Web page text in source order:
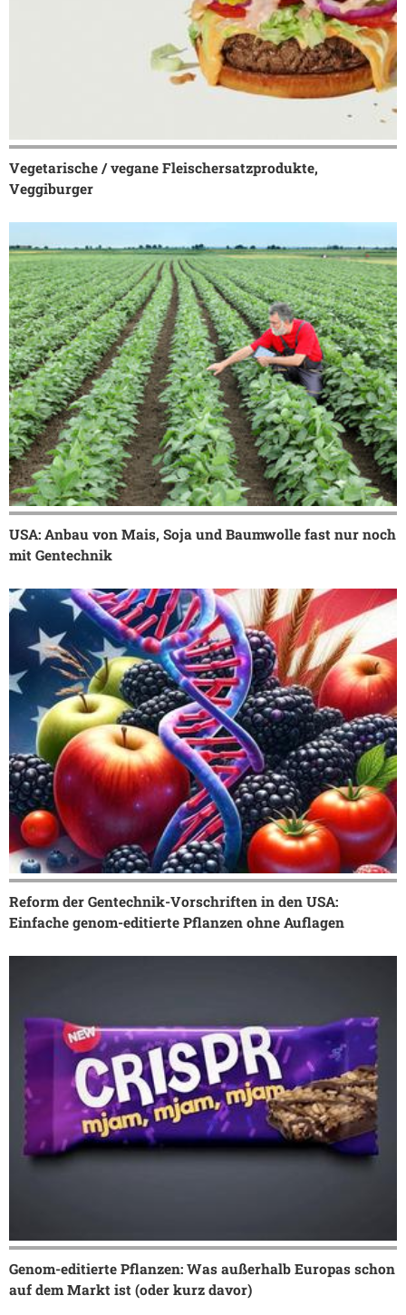
Vegetarische / vegane Fleischersatzprodukte,
Veggiburger
USA: Anbau von Mais, Soja und Baumwolle fast nur noch
mit Gentechnik
Reform der Gentechnik-Vorschriften in den USA:
Einfache genom-editierte Pflanzen ohne Auflagen
Genom-editierte Pflanzen: Was außerhalb Europas schon
auf dem Markt ist (oder kurz davor)